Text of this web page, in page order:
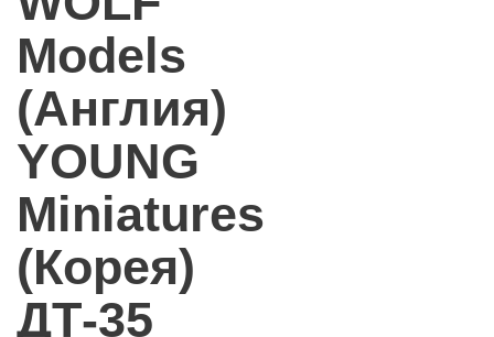
Models
(Англия)
YOUNG
Miniatures
(Корея)
ДТ-35